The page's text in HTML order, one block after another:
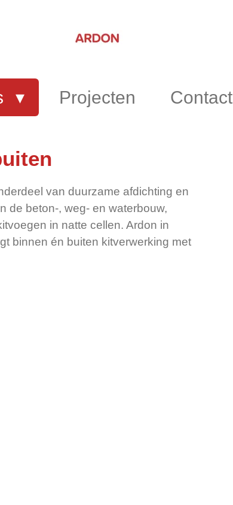
Projecten Contact
van duurzame afdichting en
de beton-, weg- en waterbouw,
in natte cellen. Ardon in
binnen én buiten kitverwerking met